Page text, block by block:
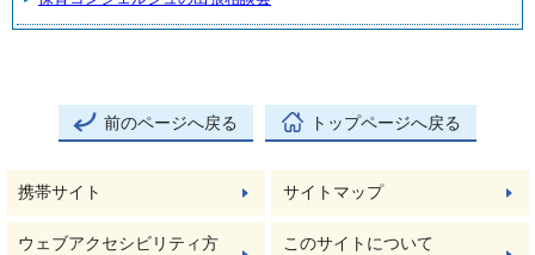
前のページへ戻る トップページへ戻る
携帯サイト サイトマップ
ウェブアクセシビリティ方
このサイトについて